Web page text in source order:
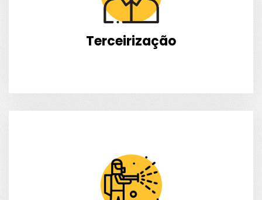
Terceirização